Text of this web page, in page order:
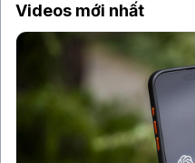
Videos mới nhất